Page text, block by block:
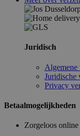
Juridisch
Algemene
Juridische
Privacy
Betaalmogelijkheden
Zorgeloos